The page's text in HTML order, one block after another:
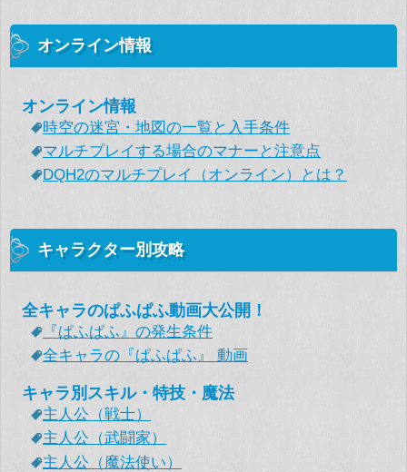
オンライン情報
オンライン情報
時空の迷宮・地図の一覧と入手条件
マルチプレイする場合のマナーと注意点
DQH2のマルチプレイ（オンライン）とは？
キャラクター別攻略
全キャラのぱふぱふ動画大公開！
『ぱふぱふ』の発生条件
全キャラの『ぱふぱふ』 動画
キャラ別スキル・特技・魔法
主人公（戦士）
主人公（武闘家）
主人公（魔法使い）